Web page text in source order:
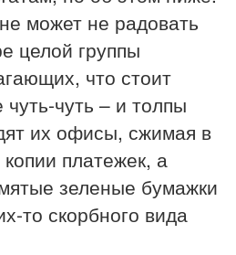
может не радовать
целой группы
что стоит
чуть – и толпы
их офисы, сжимая в
платежек, а
зеленые бумажки
то скорбного вида